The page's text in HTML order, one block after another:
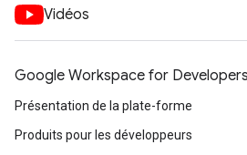
Vidéos
Google Workspace for Developers
Présentation de la plate-forme
Produits pour les développeurs